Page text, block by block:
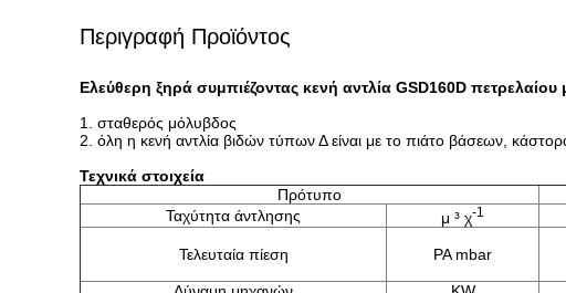
Περιγραφή Προϊόντος
Ελεύθερη ξηρά συμπιέζοντας κενή αντλία GSD160D
1. σταθερός μόλυβδος
2. όλη η κενή αντλία βιδών τύπων Δ είναι με το πιάτο βάσεων,
Τεχνικά στοιχεία
Πρότυπο
Ταχύτητα άντλησης
μ ³ χ-1
Τελευταία πίεση PA mbar